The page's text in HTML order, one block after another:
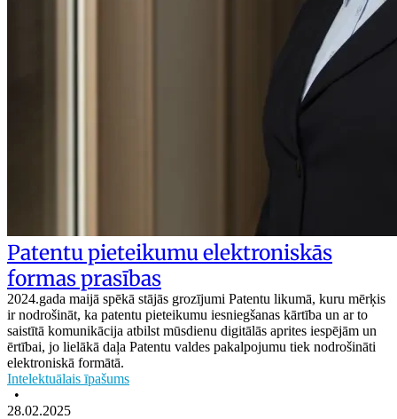
Patentu pieteikumu elektroniskās
formas prasības
2024.gada maijā spēkā stājās grozījumi Patentu likumā, kuru mērķis
ir nodrošināt, ka patentu pieteikumu iesniegšanas kārtība un ar to
saistītā komunikācija atbilst mūsdienu digitālās aprites iespējām un
ērtībai, jo lielākā daļa Patentu valdes pakalpojumu tiek nodrošināti
elektroniskā formātā.
Intelektuālais īpašums
•
28.02.2025